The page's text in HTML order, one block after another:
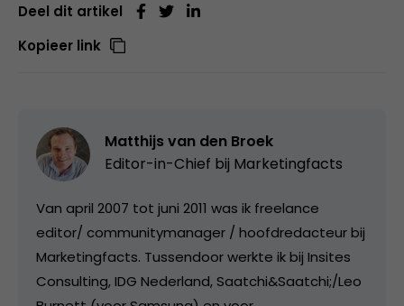
Deel dit artikel
Kopieer link
Matthijs van den Broek
Editor-in-Chief bij Marketingfacts
Van april 2007 tot juni 2011 was ik freelance
editor/ communitymanager / hoofdredacteur bij
Marketingfacts. Tussendoor werkte ik bij Insites
Consulting, IDG Nederland, Saatchi&Saatchi;/Leo